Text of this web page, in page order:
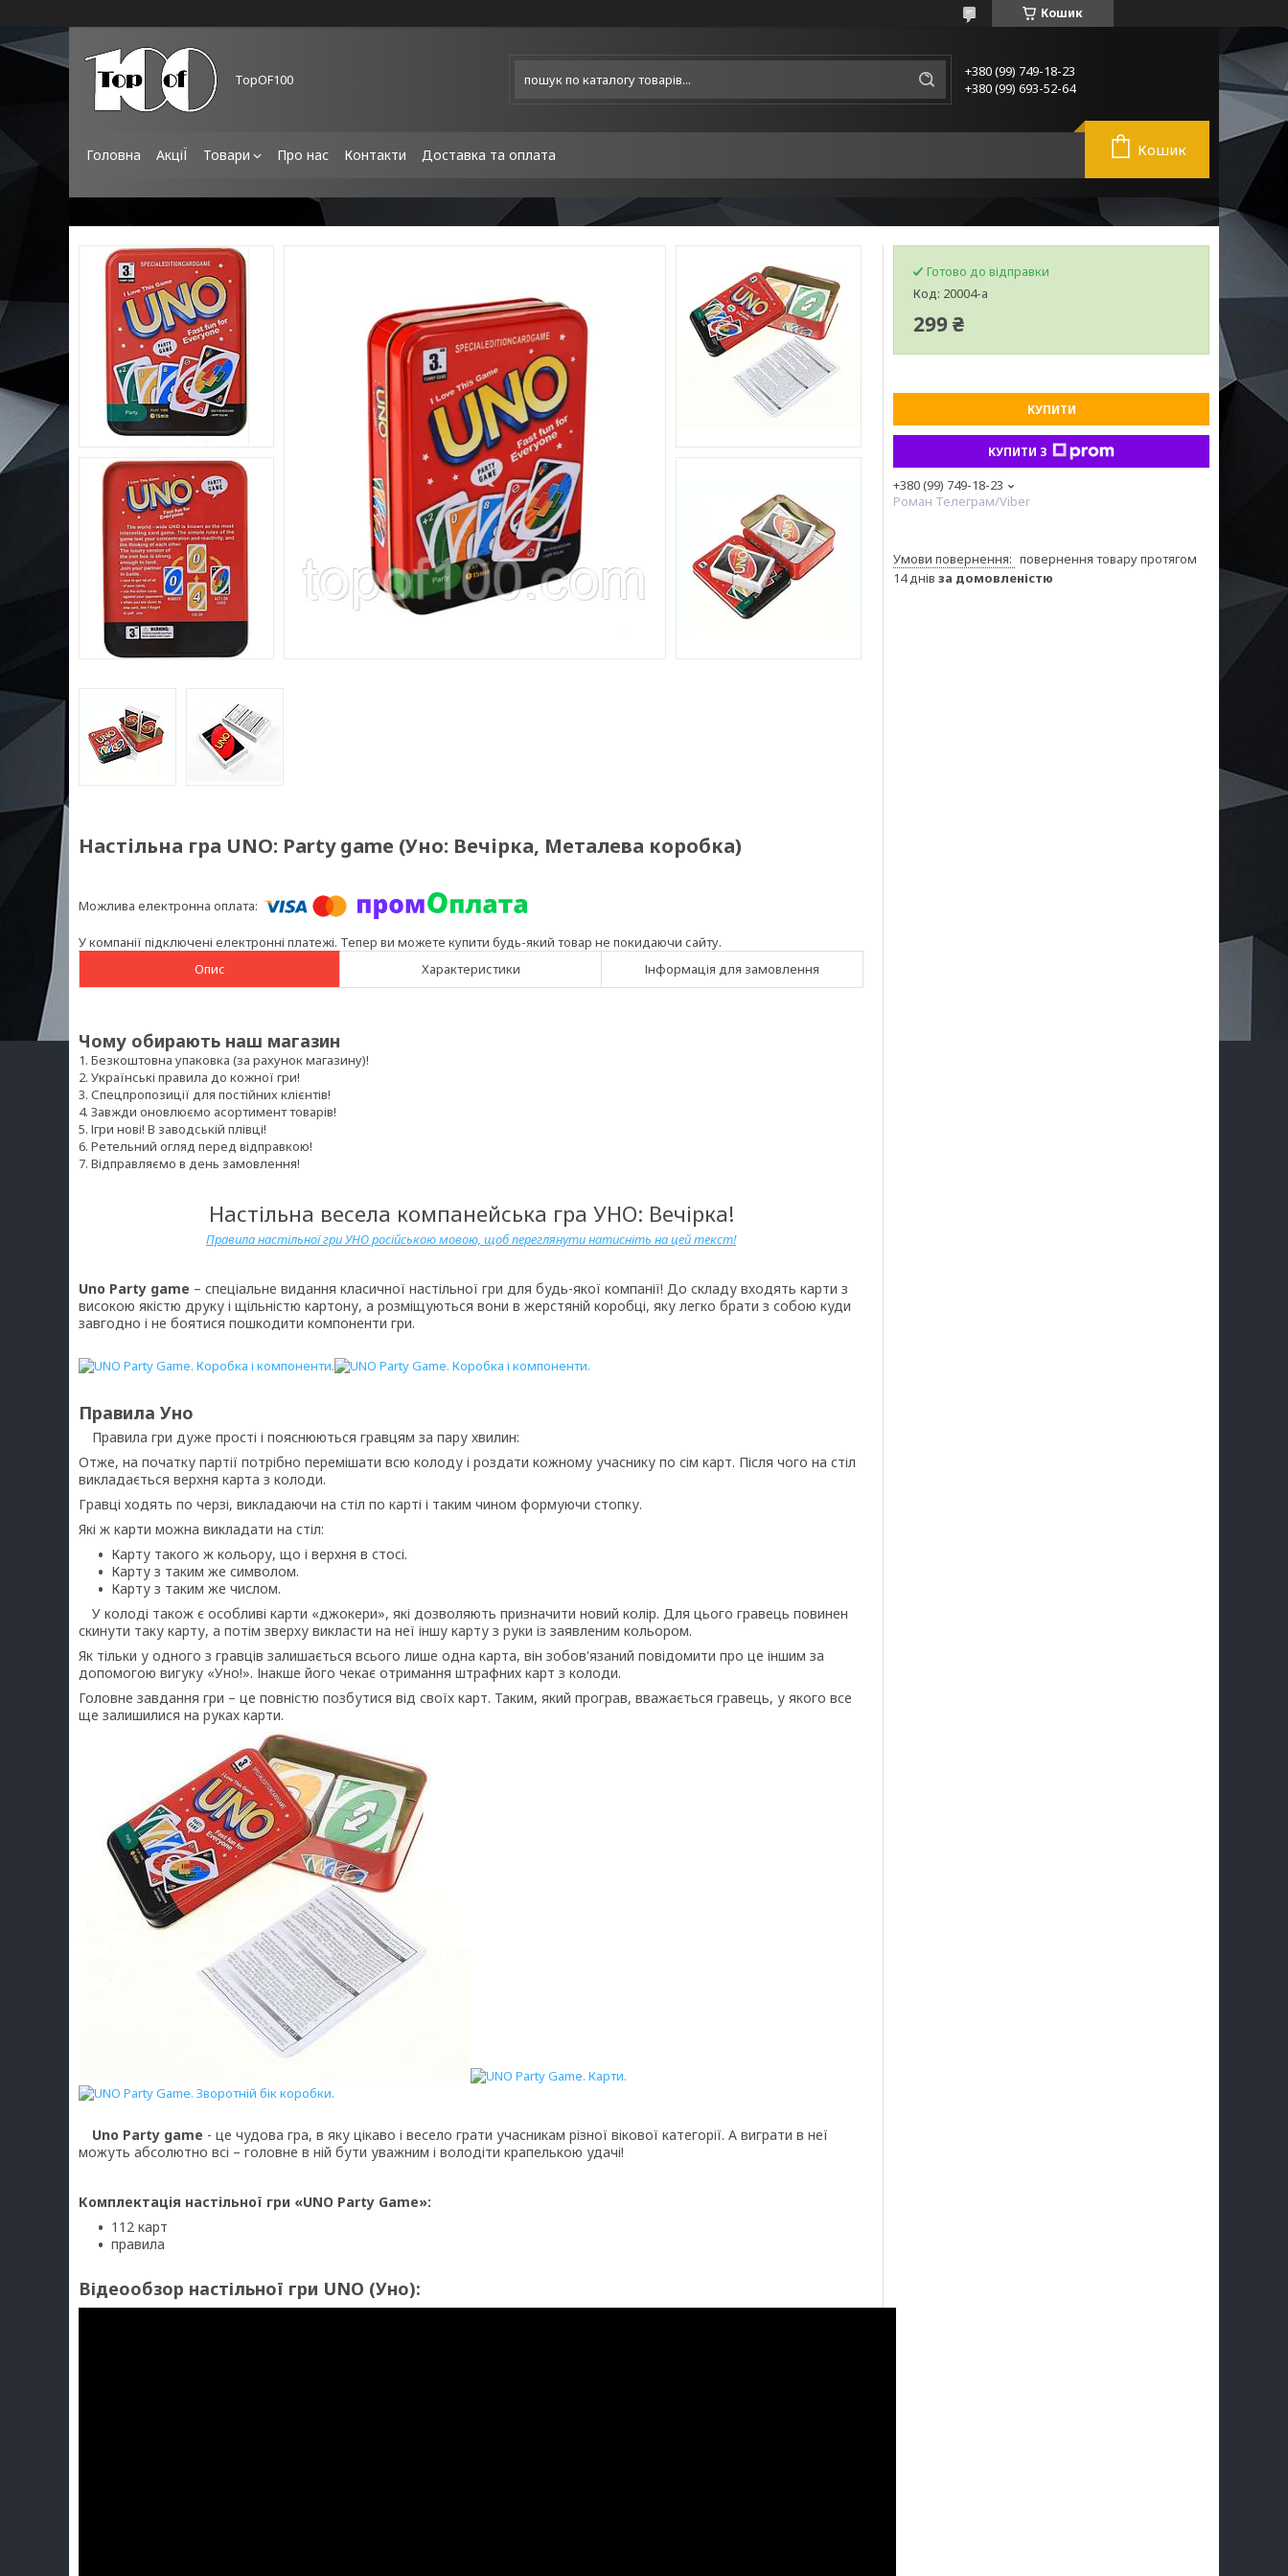
Кошик
TopOF100
+380 (99) 749-18-23
+380 (99) 693-52-64
Головна АкціЇ Товари Про нас Контакти Доставка та оплата Кошик
Настільна гра UNO: Party game (Уно: Вечірка, Металева коробка)
У компанії підключені електронні платежі. Тепер ви можете купити будь-який товар не покидаючи сайту.
Опис
Характеристики Інформація для замовлення
Чому обирають наш магазин
1. Безкоштовна упаковка (за рахунок магазину)!
2. Українські правила до кожної гри!
3. Спецпропозиції для постійних клієнтів!
4. Завжди оновлюємо асортимент товарів!
5. Ігри нові! В заводській плівці!
6. Ретельний огляд перед відправкою!
7. Відправляємо в день замовлення!
Настільна весела компанейська гра УНО: Вечірка!
Правила настільної гри УНО російською мовою, щоб переглянути натисніть на цей текст!
Uno Party game – спеціальне видання класичної настільної гри для будь-якої компанії! До складу входять карти з
високою якістю друку і щільністю картону, а розміщуються вони в жерстяній коробці, яку легко брати з собою куди
завгодно і не боятися пошкодити компоненти гри.
Правила Уно
Правила гри дуже прості і пояснюються гравцям за пару хвилин:
Отже, на початку партії потрібно перемішати всю колоду і роздати кожному учаснику по сім карт. Після чого на стіл
викладається верхня карта з колоди.
Гравці ходять по черзі, викладаючи на стіл по карті і таким чином формуючи стопку.
Які ж карти можна викладати на стіл:
Карту такого ж кольору, що і верхня в стосі.
Карту з таким же символом.
Карту з таким же числом.
У колоді також є особливі карти «джокери», які дозволяють призначити новий колір. Для цього гравець повинен
скинути таку карту, а потім зверху викласти на неї іншу карту з руки із заявленим кольором.
Як тільки у одного з гравців залишається всього лише одна карта, він зобов'язаний повідомити про це іншим за
допомогою вигуку «Уно!». Інакше його чекає отримання штрафних карт з колоди.
Головне завдання гри – це повністю позбутися від своїх карт. Таким, який програв, вважається гравець, у якого все
ще залишилися на руках карти.
Uno Party game - це чудова гра, в яку цікаво і весело грати учасникам різної вікової категорії. А виграти в неї
можуть абсолютно всі – головне в ній бути уважним і володіти крапелькою удачі!
Комплектація настільної гри «UNO Party Game»:
112 карт
правила
Відеообзор настільної гри UNO (Уно):
Готово до відправки
Код: 20004-а
299 ₴
КУПИТИ
КУПИТИ З
+380 (99) 749-18-23
Роман Телеграм/Viber
повернення товару протягом
14 днів за домовленістю